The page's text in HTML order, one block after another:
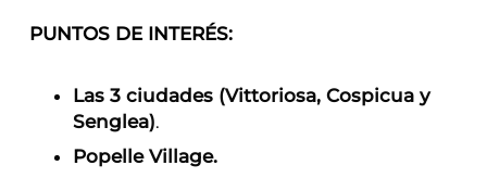
PUNTOS DE INTERÉS:
Las 3 ciudades (Vittoriosa, Cospicua y
Senglea)
Popelle Village.